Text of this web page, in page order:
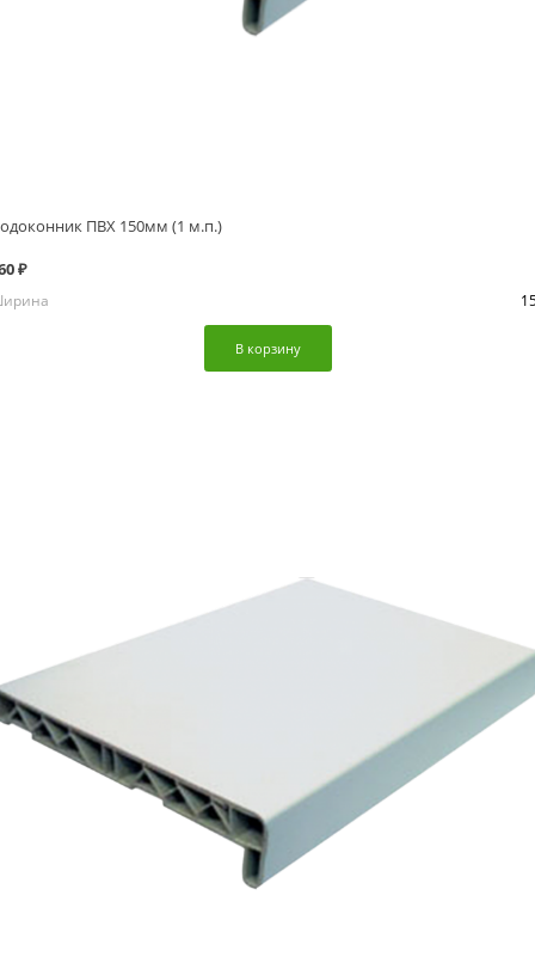
ПВХ 150мм (1 м.п.)
₽
В корзину